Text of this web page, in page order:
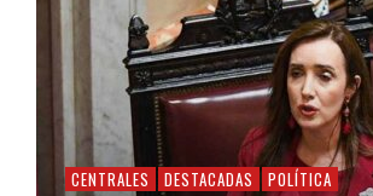
CENTRALES DESTACADAS POLÍTICA